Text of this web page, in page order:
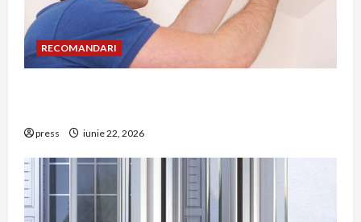
RECOMANDARI
press iunie 22, 2026